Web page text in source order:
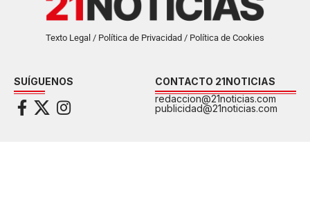
Texto Legal / Política de Privacidad / Política de Cookies
SUÍGUENOS
CONTACTO 21NOTICIAS
redaccion@21noticias.com
publicidad@21noticias.com